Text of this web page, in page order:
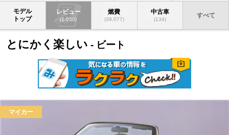
モデル
トップ
レビュー
(1,050)
燃費
(39,077)
中古車
(134)
すべて
とにかく楽しい - ビート
マイカー